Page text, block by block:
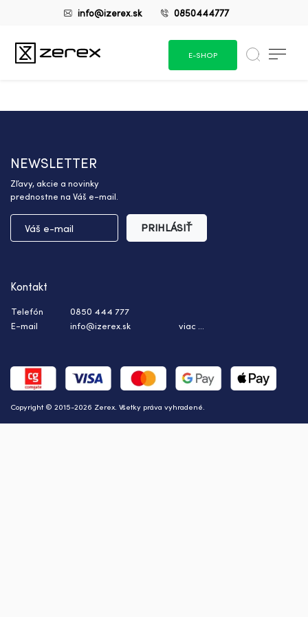
info@izerex.sk 0850444777
E-SHOP
NEWSLETTER
Zľavy, akcie a novinky
prednostne na Váš e-mail.
PRIHLÁSIŤ
Copyright © 2015-2026 Zerex. Všetky práva vyhradené.
Kontakt
Telefón
0850 444 777
E-mail
info@izerex.sk viac ...